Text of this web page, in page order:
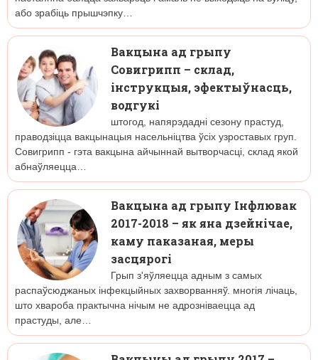
або зрабіць прышчэпку…
Вакцына ад грыпу
Совигрипп – склад,
інструкцыя, эфектыўнасць,
водгукі
штогод, напярэдадні сезону прастуд,
праводзіцца вакцынацыя насельніцтва ўсіх узроставых груп.
Совигрипп - гэта вакцына айчыннай вытворчасці, склад якой
абнаўляецца…
Вакцына ад грыпу Інфлювак
2017-2018 – як яна дзейнічае,
каму паказаная, меры
засцярогі
Грып з'яўляецца адным з самых
распаўсюджаных інфекцыйных захворванняў. многія лічаць,
што хвароба практычна нічым не адрозніваецца ад
прастуды, але…